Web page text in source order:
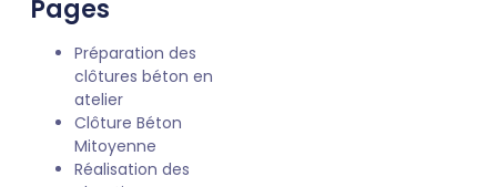
Pages
Préparation des
clôtures béton en
atelier
Clôture Béton
Mitoyenne
Réalisation des